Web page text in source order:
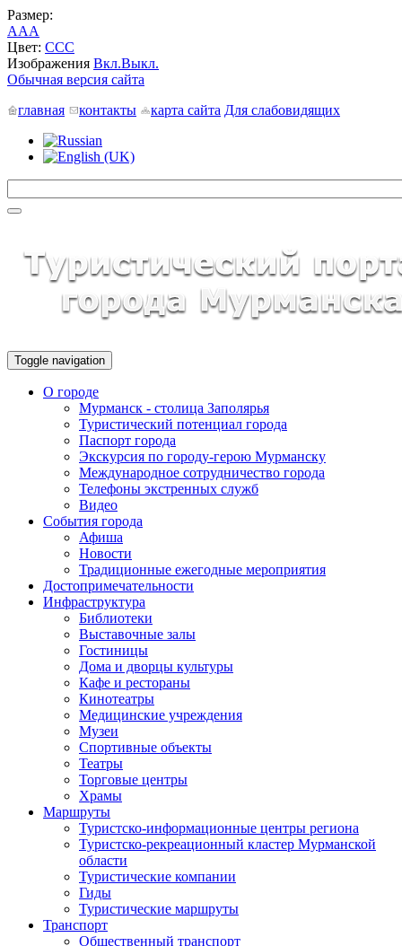
Размер:
AAA
Цвет: CCC
Изображения Вкл.Выкл.
Обычная версия сайта
главная
контакты карта сайта Для слабовидящих
Toggle navigation
О городе
Мурманск - столица Заполярья
Туристический потенциал города
Паспорт города
Экскурсия по городу-герою Мурманску
Международное сотрудничество города
Телефоны экстренных служб
Видео
События города
Афиша
Новости
Традиционные ежегодные мероприятия
Достопримечательности
Инфраструктура
Библиотеки
Выставочные залы
Гостиницы
Дома и дворцы культуры
Кафе и рестораны
Кинотеатры
Медицинские учреждения
Музеи
Спортивные объекты
Театры
Торговые центры
Храмы
Маршруты
Туристско-информационные центры региона
Туристско-рекреационный кластер Мурманской
области
Туристические компании
Гиды
Туристические маршруты
Транспорт
Общественный транспорт